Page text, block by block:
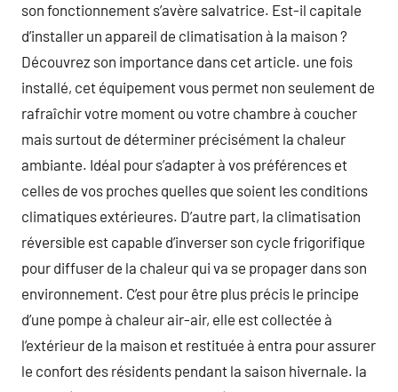
son fonctionnement s’avère salvatrice. Est-il capitale
d’installer un appareil de climatisation à la maison ?
Découvrez son importance dans cet article. une fois
installé, cet équipement vous permet non seulement de
rafraîchir votre moment ou votre chambre à coucher
mais surtout de déterminer précisément la chaleur
ambiante. Idéal pour s’adapter à vos préférences et
celles de vos proches quelles que soient les conditions
climatiques extérieures. D’autre part, la climatisation
réversible est capable d’inverser son cycle frigorifique
pour diffuser de la chaleur qui va se propager dans son
environnement. C’est pour être plus précis le principe
d’une pompe à chaleur air-air, elle est collectée à
l’extérieur de la maison et restituée à entra pour assurer
le confort des résidents pendant la saison hivernale. la